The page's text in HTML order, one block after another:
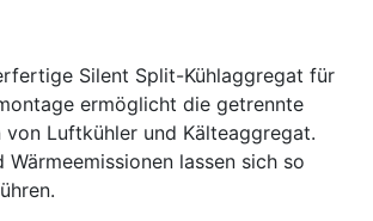
Silent Split-Kühlaggregat für
ermöglicht die getrennte
von Luftkühler und Kälteaggregat.
Wärmeemissionen lassen sich so